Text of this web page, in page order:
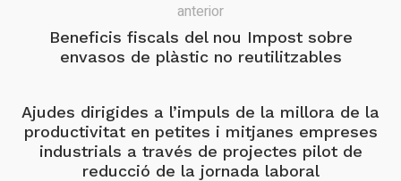
Beneficis fiscals del nou Impost sobre
envasos de plàstic no reutilitzables
anterior
Ajudes dirigides a l’impuls de la millora de la
productivitat en petites i mitjanes empreses
industrials a través de projectes pilot de
reducció de la jornada laboral